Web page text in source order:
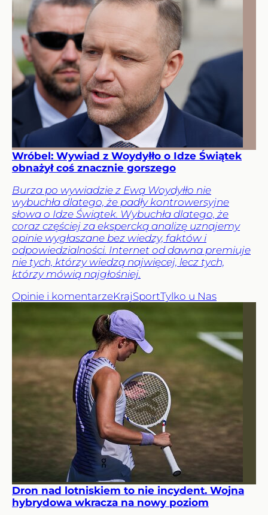
Wróbel: Wywiad z Woydyłło o Idze Świątek
obnażył coś znacznie gorszego
Burza po wywiadzie z Ewą Woydyłło nie
wybuchła dlatego, że padły kontrowersyjne
słowa o Idze Świątek. Wybuchła dlatego, że
coraz częściej za ekspercką analizę uznajemy
opinie wygłaszane bez wiedzy, faktów i
odpowiedzialności. Internet od dawna premiuje
nie tych, którzy wiedzą najwięcej, lecz tych,
którzy mówią najgłośniej.
Opinie i komentarzeKrajSportTylko u Nas
Dron nad lotniskiem to nie incydent. Wojna
hybrydowa wkracza na nowy poziom